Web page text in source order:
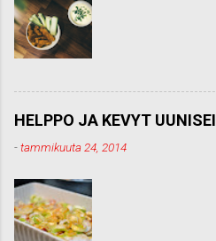
HELPPO JA KEVYT UUNISEI
-tammikuuta 24, 2014